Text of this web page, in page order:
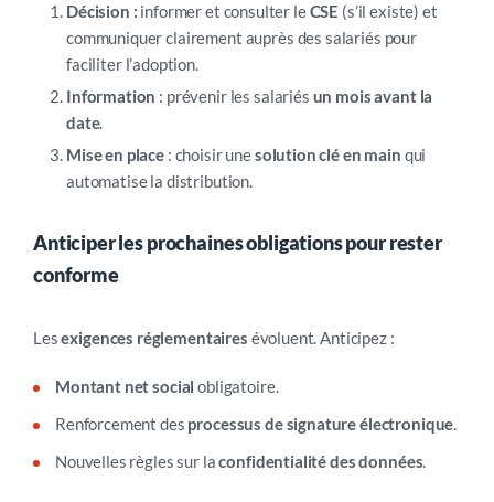
Décision : informer et consulter leCSE (s’il existe) et
communiquer clairement auprès des salariés pour
faciliter l’adoption.
Information : prévenir les salariés un mois avant la
date.
Mise en place : choisir unesolution clé en main qui
automatise la distribution.
Anticiper les prochaines obligations pour rester
conforme
Lesexigences réglementaires évoluent. Anticipez :
Montant net social obligatoire.
Renforcement des processus de signature électronique.
Nouvelles règles sur laconfidentialité des données.